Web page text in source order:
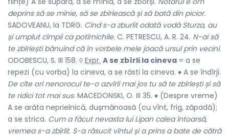
deprins să se mînie, să se zbîrlească și să bată din picior.
SADOVEANU, la TDRG. Cînd s-a zburlit odată vodă Sturza, au
și umplut cîmpii ca potîrnichile. C. PETRESCU, A. R. 24. N-ai să
te zbîrlești bănuind că în vorbele mele joacă ursul prin vecini.
ODOBESCU, S. III 158. ◊ Expr. A se zbîrli la cineva = a se
repezi (cu vorba) la cineva, a se răsti la cineva. ♦ A se îndîrji.
De cîte ori nenorocul te-o azvîrli mai jos tu să te zbîrlești și să
te ridici tot mai sus. MACEDONSKI, O. III 35. ♦ (Despre vreme)
A se arăta neprielnică, dușmănoasă (cu vînt, frig, zăpadă);
a se strica. Cum a făcut nevasta lui Lipan calea întoarsă,
vremea s-a zbîrlit. S-a răsucit vîntul și a prins a bate de cătră